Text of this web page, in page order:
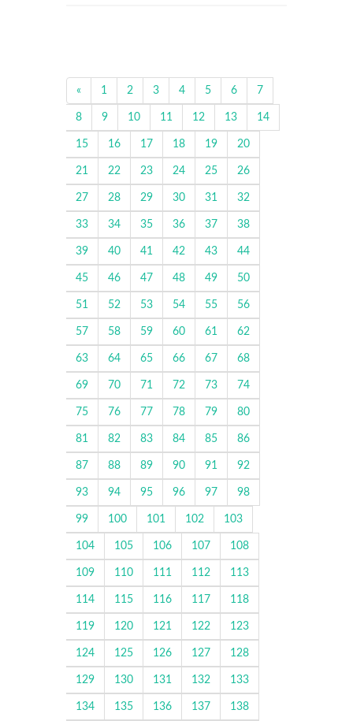
« 1 2 3 4 5 6 7
8 9 10 11 12 13 14
15 16 17 18 19 20
21 22 23 24 25 26
27 28 29 30 31 32
33 34 35 36 37 38
39 40 41 42 43 44
45 46 47 48 49 50
51 52 53 54 55 56
57 58 59 60 61 62
63 64 65 66 67 68
69 70 71 72 73 74
75 76 77 78 79 80
81 82 83 84 85 86
87 88 89 90 91 92
93 94 95 96 97 98
99 100 101 102 103
104 105 106 107 108
109 110 111 112 113
114 115 116 117 118
119 120 121 122 123
124 125 126 127 128
129 130 131 132 133
134 135 136 137 138